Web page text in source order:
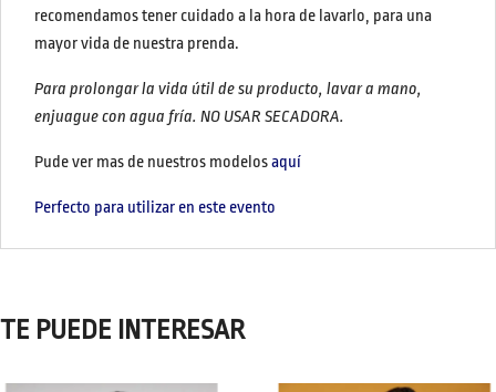
recomendamos tener cuidado a la hora de lavarlo, para una
mayor vida de nuestra prenda.
Para prolongar la vida útil de su producto, lavar a mano,
enjuague con agua fría. NO USAR SECADORA.
Pude ver mas de nuestros modelosaquí
Perfecto para utilizar en este evento
TE PUEDE INTERESAR